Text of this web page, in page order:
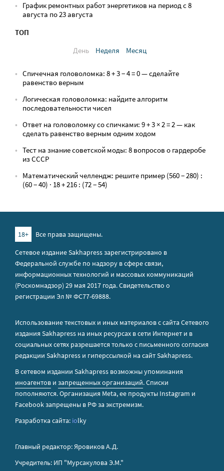
График ремонтных работ энергетиков на период с 8
августа по 23 августа
ТОП
День
Неделя Месяц
Спичечная головоломка: 8 + 3 − 4 = 0 — сделайте
равенство верным
Логическая головоломка: найдите алгоритм
последовательности чисел
Ответ на головоломку со спичками: 9 + 3 × 2 = 2 — как
сделать равенство верным одним ходом
Тест на знание советской моды: 8 вопросов о гардеробе
из СССР
Математический челлендж: решите пример (560 − 280) :
(60 − 40) · 18 + 216 : (72 − 54)
18+
Все права защищены.
Сетевое издание Sakhapress зарегистрировано в
Федеральной службе по надзору в сфере связи,
информационных технологий и массовых коммуникаций
(Роскомнадзор) 29 мая 2017 года. Свидетельство о
регистрации Эл № ФС77-69888.
Использование текстовых и иных материалов с сайта Сетевого
издания Sakhapress на иных ресурсах в сети Интернет и в
социальных сетях разрешается только с письменного согласия
редакции Sakhapress и гиперссылкой на сайт Sakhapress.
В сетевом издании Sakhapress возможны упоминания
иноагентов и запрещенных организаций. Списки
пополняются. Организация Metа, ее продукты Instagram и
Facebook запрещены в РФ за экстремизм.
Разработка сайта: iolky
Главный редактор: Яровиков А.Д.
Учредитель: ИП "Мурсакулова Э.М."